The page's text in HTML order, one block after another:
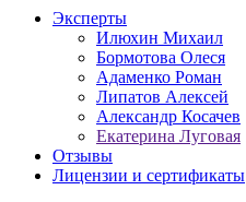
Эксперты
Илюхин Михаил
Бормотова Олеся
Адаменко Роман
Липатов Алексей
Александр Косачев
Екатерина Луговая
Отзывы
Лицензии и сертификаты